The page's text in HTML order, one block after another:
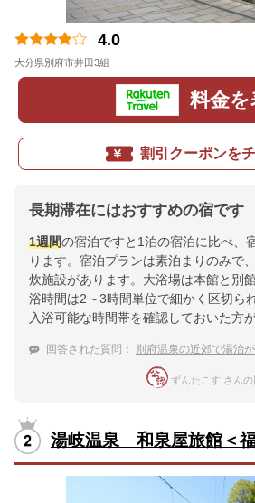
4.0
大分県別府市井田3組
料金を
割引クーポンを
長期滞在にはおすすめの宿です
1週間の宿泊ですと1泊の宿泊に比べ、
ります。宿泊プランは素泊まりのみで
炊施設があります。大浴場は本館と別
浴時間は2～3時間単位で細かく区切ら
入浴可能な時間帯を確認しておいた方
回答された質問： 別府温泉の近郊で湯治
ずんたこす さんの
湯岐温泉 和泉屋旅館＜